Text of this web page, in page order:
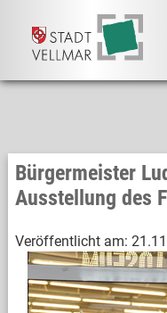
Bürgermeister
Ausstellung des
Veröffentlicht am: